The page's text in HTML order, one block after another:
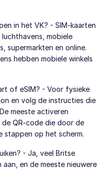
in het VK? - SIM-kaarten
mobiele
supermarkten en online.
hebben mobiele winkels
of eSIM? - Voor fysieke
en volg de instructies die
meeste activeren
de QR-code die door de
stappen op het scherm.
- Ja, veel Britse
en de meeste nieuwere